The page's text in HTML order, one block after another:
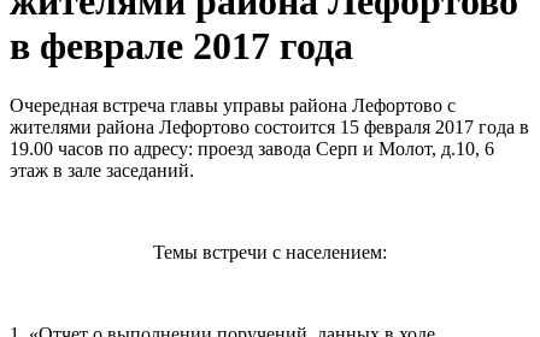
в феврале 2017 года
Очередная встреча главы управы района Лефортово с
жителями района Лефортово состоится 15 февраля 2017 года в
19.00 часов по адресу: проезд завода Серп и Молот, д.10, 6
этаж в зале заседаний.
Темы встречи с населением: